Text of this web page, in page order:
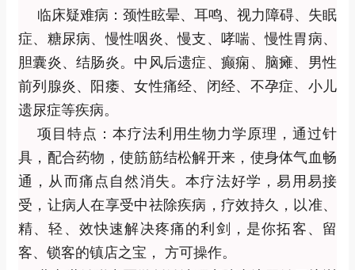
临床疑难病：颈性眩晕、耳鸣、视力障碍、失眠
症、糖尿病、慢性咽炎、慢支、哮喘、慢性胃病、
胆囊炎、结肠炎。中风后遗症、癫痫、脑瘫、男性
前列腺炎、阳痿、女性痛经、闭经、不孕症、小儿
遗尿症等疾病。
项目特点：本疗法利用生物力学原理，通过针
具，配合药物，使筋筋结松解开来，使身体气血畅
通，从而痛点自然消失。本疗法好学，易用易接
受，让病人在享受中祛除疾病，疗效持久，以准、
精、轻、效快速解决疼痛的利剑，是你拓客、留
客、锁客的镇店之宝， 方可操作。